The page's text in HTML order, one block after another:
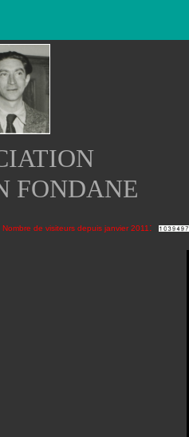
FONDANE
Nombre de visiteurs depuis janvier 2011: